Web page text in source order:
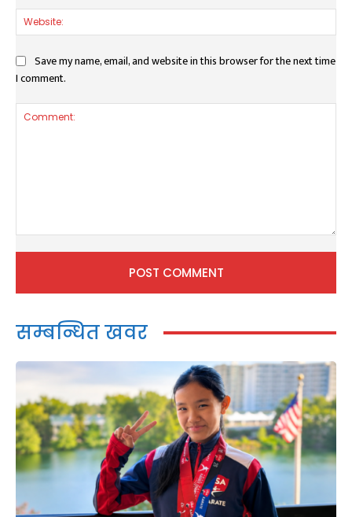
Save my name, email, and website in this browser for the next time
I comment.
सम्बन्धित खवर